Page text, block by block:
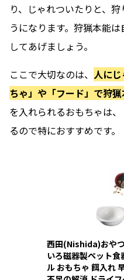
り、じゃれついたりと、
うになります。狩猟本能
してあげましょう。
ここで大切なのは、 人に
ちゃ」や「フード」で狩
を入れられるおもちゃは
るので特におすすめです。
西田(Nishida)おや
いろ磁器製ペット
ル おもちゃ 餌入れ